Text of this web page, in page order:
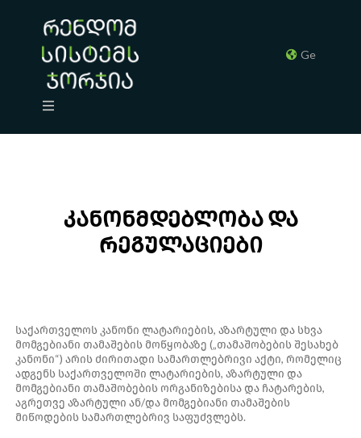
Ge
კანონმდებლობა და
რეგულაციები
საქართველოს კანონი ლატარიების, აზარტული და სხვა
მომგებიანი თამაშების მოწყობაზე („თამაშობების შესახებ
კანონი“) არის ძირითადი სამართლებრივი აქტი, რომელიც
ადგენს საქართველოში ლატარიების, აზარტული და
მომგებიანი თამაშობების ორგანიზებისა და ჩატარების,
აგრეთვე აზარტული ან/და მომგებიანი თამაშების
მიწოდების სამართლებრივ საფუძვლებს.